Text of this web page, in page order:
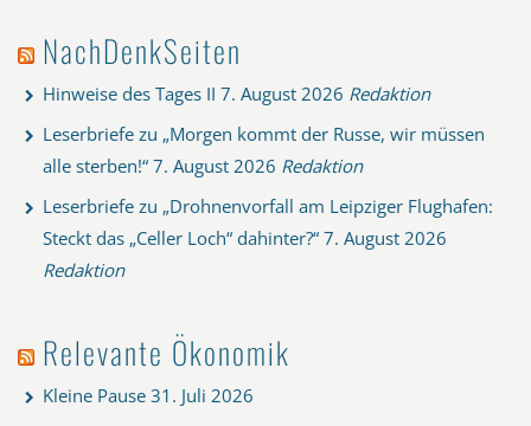
NachDenkSeiten
Hinweise des Tages II 7. August 2026 Redaktion
Leserbriefe zu „Morgen kommt der Russe, wir müssen
alle sterben!“ 7. August 2026 Redaktion
Leserbriefe zu „Drohnenvorfall am Leipziger Flughafen:
Steckt das „Celler Loch“ dahinter?“ 7. August 2026
Redaktion
Relevante Ökonomik
Kleine Pause 31. Juli 2026